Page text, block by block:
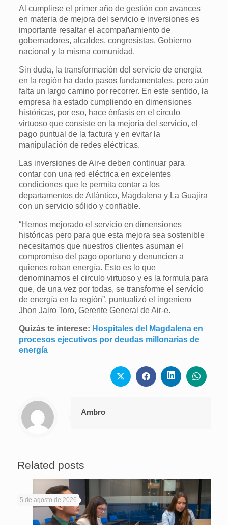
Al cumplirse el primer año de gestión con avances
en materia de mejora del servicio e inversiones es
importante resaltar el acompañamiento de
gobernadores, alcaldes, congresistas, Gobierno
nacional y la misma comunidad.
Sin duda, la transformación del servicio de energía
en la región ha dado pasos fundamentales, pero aún
falta un largo camino por recorrer. En este sentido, la
empresa ha estado cumpliendo en dimensiones
históricas, por eso, hace énfasis en el círculo
virtuoso que consiste en la mejoría del servicio, el
pago puntual de la factura y en evitar la
manipulación de redes eléctricas.
Las inversiones de Air-e deben continuar para
contar con una red eléctrica en excelentes
condiciones que le permita contar a los
departamentos de Atlántico, Magdalena y La Guajira
con un servicio sólido y confiable.
“Hemos mejorado el servicio en dimensiones
históricas pero para que esta mejora sea sostenible
necesitamos que nuestros clientes asuman el
compromiso del pago oportuno y denuncien a
quienes roban energía. Esto es lo que
denominamos el circulo virtuoso y es la formula para
que, de una vez por todas, se transforme el servicio
de energía en la región”, puntualizó el ingeniero
Jhon Jairo Toro, Gerente General de Air-e.
Quizás te interese: Hospitales del Magdalena en
procesos ejecutivos por deudas millonarias de
energía
Ambro
Related posts
5 de agosto de 2026